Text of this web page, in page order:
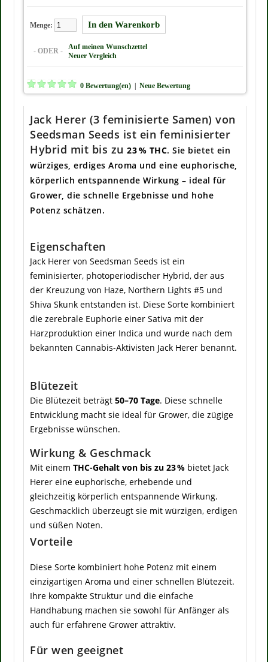
Menge:
- ODER -
Auf meinen Wunschzettel
Neuer Vergleich
0 Bewertung(en) |Neue Bewertung
Jack Herer (3 feminisierte Samen) von
Seedsman Seeds ist ein feminisierter
Hybrid mit bis zu23 % THC. Sie bietet ein
würziges, erdiges Aroma und eine euphorische,
körperlich entspannende Wirkung – ideal für
Grower, die schnelle Ergebnisse und hohe
Potenz schätzen.
Eigenschaften
Jack Herer von Seedsman Seeds ist ein
feminisierter, photoperiodischer Hybrid, der aus
der Kreuzung von Haze, Northern Lights #5 und
Shiva Skunk entstanden ist. Diese Sorte kombiniert
die zerebrale Euphorie einer Sativa mit der
Harzproduktion einer Indica und wurde nach dem
bekannten Cannabis-Aktivisten Jack Herer benannt.
Blütezeit
Die Blütezeit beträgt50–70 Tage. Diese schnelle
Entwicklung macht sie ideal für Grower, die zügige
Ergebnisse wünschen.
Wirkung & Geschmack
Mit einemTHC-Gehalt von bis zu 23 % bietet Jack
Herer eine euphorische, erhebende und
gleichzeitig körperlich entspannende Wirkung.
Geschmacklich überzeugt sie mit würzigen, erdigen
und süßen Noten.
Vorteile
Diese Sorte kombiniert hohe Potenz mit einem
einzigartigen Aroma und einer schnellen Blütezeit.
Ihre kompakte Struktur und die einfache
Handhabung machen sie sowohl für Anfänger als
auch für erfahrene Grower attraktiv.
Für wen geeignet